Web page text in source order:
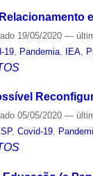
19/05/2020—
19 Pandemia IEA
05/05/2020—
,Covid-19,